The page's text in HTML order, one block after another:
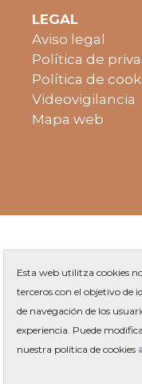
LEGAL
Aviso legal
Política de
Política de
Videovigilancia
Mapa web
Plaza de
Esta web utilitza cookies
terceros con el objetivo de
de navegación de los
experiencia. Puede
nuestra política de cookies